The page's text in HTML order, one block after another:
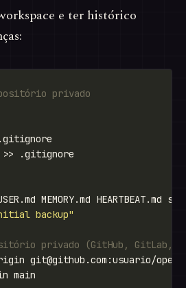
e ter histórico
privado
backup"
privado (GitHub, GitLab,
git@github.com